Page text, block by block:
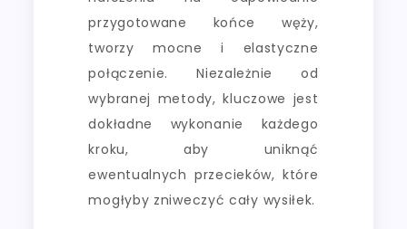
przygotowane końce węży,
tworzy mocne i elastyczne
połączenie. Niezależnie od
wybranej metody, kluczowe jest
dokładne wykonanie każdego
kroku, aby uniknąć
ewentualnych przecieków, które
mogłyby zniweczyć cały wysiłek.